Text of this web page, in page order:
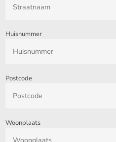
Huisnummer
Postcode
Woonplaats